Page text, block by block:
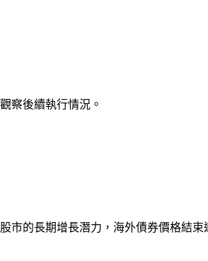
察後續執行情況。
市的長期增長潛力，海外債券價格結束